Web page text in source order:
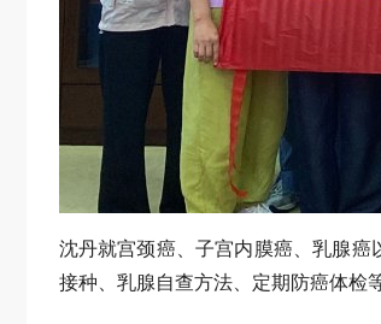
沈丹就宫颈癌、子宫内膜癌、乳腺
接种、乳腺自查方法、定期防癌体检